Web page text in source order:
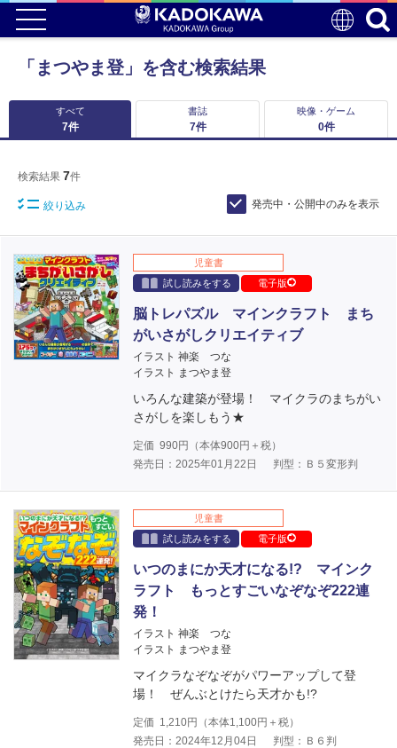
「まつやま登」を含む検索結果
すべて
7件
書誌
7件
映像・ゲーム
0件
検索結果 7件
絞り込み 発売中・公開中のみを表示
児童書
試し読みをする
電子版
脳トレパズル マインクラフト まち
がいさがしクリエイティブ
イラスト 神楽 つな
イラスト まつやま登
いろんな建築が登場！ マイクラのまちがい
さがしを楽しもう★
定価 990円（本体900円＋税）
発売日：2025年01月22日
判型：Ｂ５変形判
児童書
試し読みをする
電子版
いつのまにか天才になる!? マインク
ラフト もっとすごいなぞなぞ222連
発！
イラスト 神楽 つな
イラスト まつやま登
マイクラなぞなぞがパワーアップして登
場！ ぜんぶとけたら天才かも!?
定価 1,210円（本体1,100円＋税）
発売日：2024年12月04日
判型：Ｂ６判